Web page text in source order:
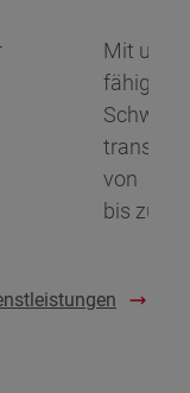
Mit
fähigen
von
bis zu